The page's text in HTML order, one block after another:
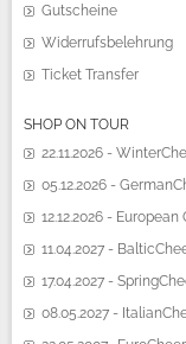
Gutscheine
Widerrufsbelehrung
Ticket Transfer
SHOP ON TOUR
22.11.2026 -
05.12.2026 -
12.12.2026 - European
11.04.2027 -
17.04.2027 -
08.05.2027 -